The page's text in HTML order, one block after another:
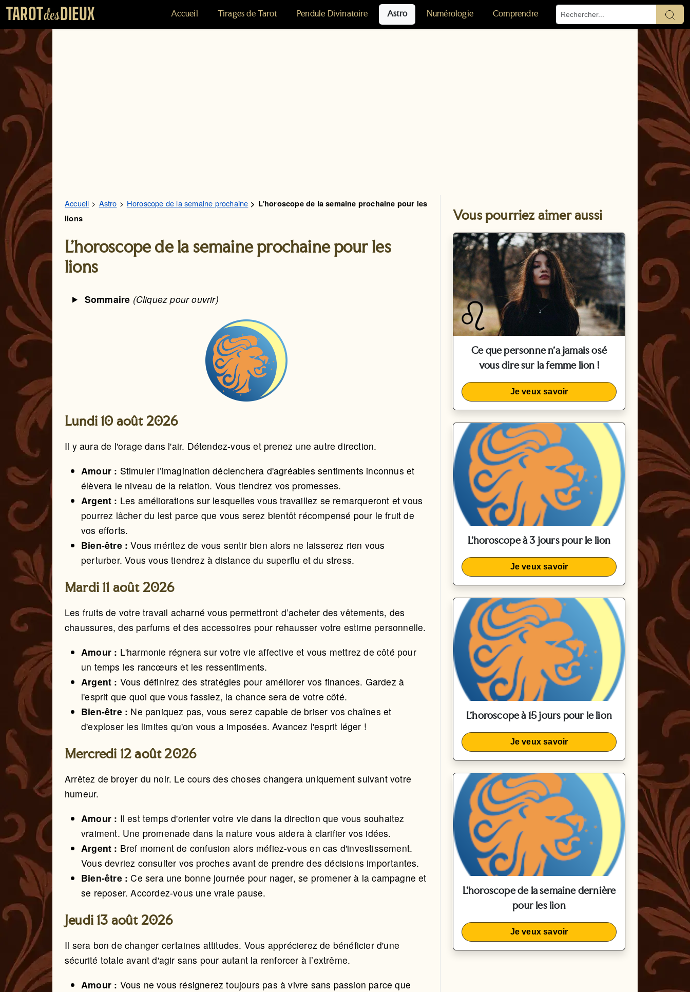
TAROTdesDIEUX Accueil Tirages de Tarot Pendule Divinatoire Astro Numérologie Comprendre
Accueil Astro Horoscope de la semaine prochaine
L'horoscope de la semaine prochaine pour les
lions
L'horoscope de la semaine prochaine pour les
lions
Sommaire (Cliquez pour ouvrir)
Lundi 10 août 2026
Il y aura de l'orage dans l'air. Détendez-vous et prenez une autre direction.
Amour : Stimuler l’imagination déclenchera d'agréables sentiments inconnus et
élèvera le niveau de la relation. Vous tiendrez vos promesses.
Argent : Les améliorations sur lesquelles vous travaillez se remarqueront et vous
pourrez lâcher du lest parce que vous serez bientôt récompensé pour le fruit de
vos efforts.
Bien-être :Vous méritez de vous sentir bien alors ne laisserez rien vous
perturber. Vous vous tiendrez à distance du superflu et du stress.
Mardi 11 août 2026
Les fruits de votre travail acharné vous permettront d’acheter des vêtements, des
chaussures, des parfums et des accessoires pour rehausser votre estime personnelle.
Amour : L'harmonie régnera sur votre vie affective et vous mettrez de côté pour
un temps les rancœurs et les ressentiments.
Argent : Vous définirez des stratégies pour améliorer vos finances. Gardez à
l'esprit que quoi que vous fassiez, la chance sera de votre côté.
Bien-être : Ne paniquez pas, vous serez capable de briser vos chaînes et
d'exploser les limites qu'on vous a imposées. Avancez l'esprit léger !
Mercredi 12 août 2026
Arrêtez de broyer du noir. Le cours des choses changera uniquement suivant votre
humeur.
Amour : Il est temps d'orienter votre vie dans la direction que vous souhaitez
vraiment. Une promenade dans la nature vous aidera à clarifier vos idées.
Argent : Bref moment de confusion alors méfiez-vous en cas d'investissement.
Vous devriez consulter vos proches avant de prendre des décisions importantes.
Bien-être :Ce sera une bonne journée pour nager, se promener à la campagne et
se reposer. Accordez-vous une vraie pause.
Jeudi 13 août 2026
Il sera bon de changer certaines attitudes. Vous apprécierez de bénéficier d'une
sécurité totale avant d'agir sans pour autant la renforcer à l’extrême.
Amour : Vous ne vous résignerez toujours pas à vivre sans passion parce que
Vous pourriez aimer aussi
Ce que personne n'a jamais osé
vous dire sur la femme lion !
Je veux savoir
L'horoscope à 3 jours pour le lion
Je veux savoir
L'horoscope à 15 jours pour le lion
Je veux savoir
L'horoscope de la semaine dernière
pour les lion
Je veux savoir